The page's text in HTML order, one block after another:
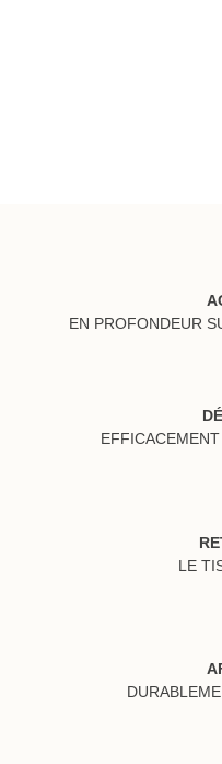
EN PROFONDEUR
LE